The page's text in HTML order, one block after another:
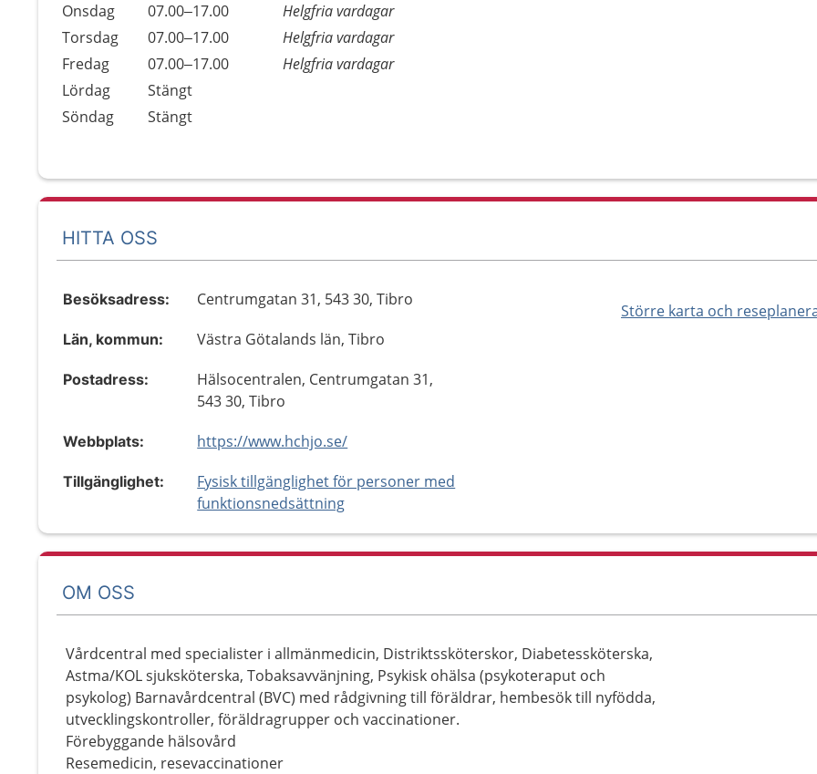
Onsdag
07.00–17.00
Helgfria vardagar
Torsdag
07.00–17.00
Helgfria vardagar
Fredag
07.00–17.00
Helgfria vardagar
Lördag
Stängt
Söndag
Stängt
HITTA OSS
Större karta och
Besöksadress: Centrumgatan 31, 543 30, Tibro
Län, kommun: Västra Götalands län, Tibro
Postadress:
Hälsocentralen, Centrumgatan 31,
543 30, Tibro
Webbplats: https://www.hchjo.se/
Tillgänglighet:
Fysisk tillgänglighet för personer med
funktionsnedsättning
OM OSS
Vårdcentral med specialister i allmänmedicin, Distriktssköterskor, Diabetessköterska,
Astma/KOL sjuksköterska, Tobaksavvänjning, Psykisk ohälsa (psykoteraput och
psykolog) Barnavårdcentral (BVC) med rådgivning till föräldrar, hembesök till nyfödda,
utvecklingskontroller, föräldragrupper och vaccinationer.
Förebyggande hälsovård
Resemedicin, resevaccinationer